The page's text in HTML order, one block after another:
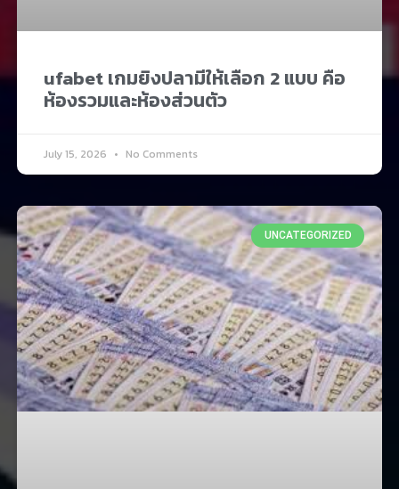
ufabet เกมยิงปลามีให้เลือก 2 แบบ คือ
ห้องรวมและห้องส่วนตัว
July 15, 2026 No Comments
UNCATEGORIZED